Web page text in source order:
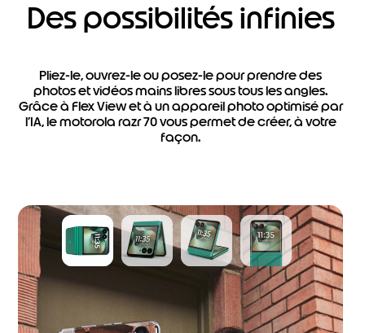
Des possibilités infinies
Pliez-le, ouvrez-le ou posez-le pour prendre des
photos et vidéos mains libres sous tous les angles.
Grâce à Flex View et à un appareil photo optimisé par
l’IA, le motorola razr 70 vous permet de créer, à votre
façon.